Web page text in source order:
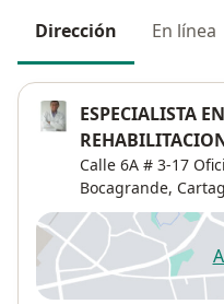
Dirección En línea
ESPECIALISTA
Calle 6A # 3-17
Bocagrande,